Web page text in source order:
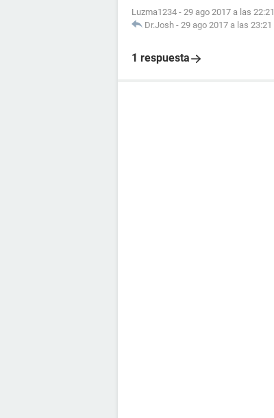
Luzma1234 - 29 ago 2017 a las 22:21
Dr.Josh - 29 ago 2017 a las 23:21
1 respuesta